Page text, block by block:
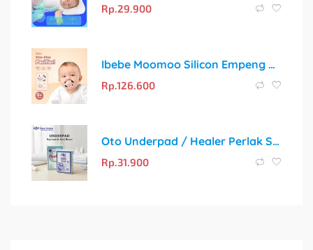
Rp.29.900
Ibebe Moomoo Silicon Empeng Bayi 0 Bln + Pacifier Anti Gigi Tonggos Orthodontic Dot Bayi Food Grade Bpa Free Empeng Bayi Pink8
Rp.126.600
Oto Underpad / Healer Perlak Sekali Pakai 60×90 cm, Isi 10 Lembar
Rp.31.900